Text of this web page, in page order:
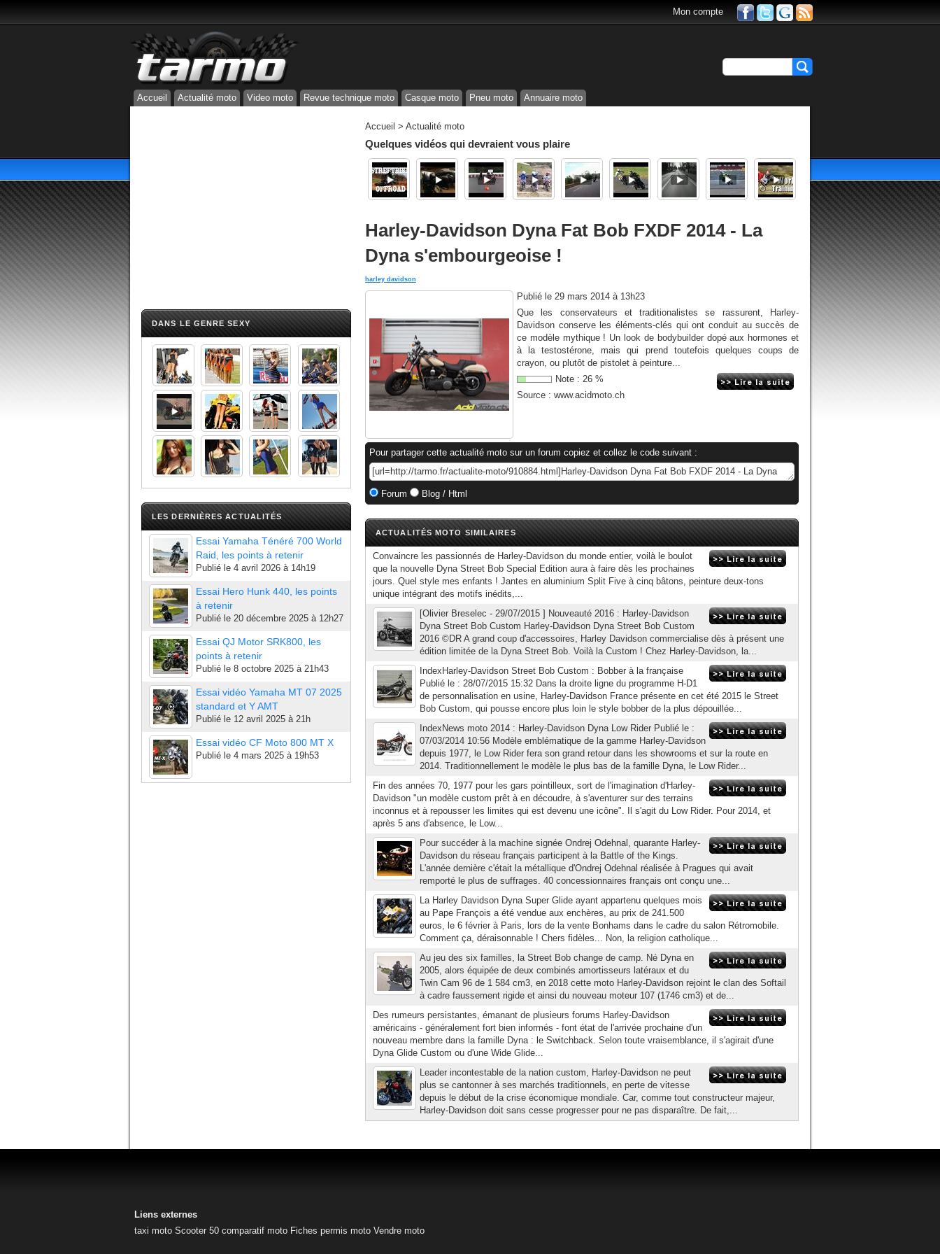
Mon compte
Accueil Actualité moto Video moto Revue technique moto Casque moto Pneu moto Annuaire moto
DANS LE GENRE SEXY
LES DERNIÈRES ACTUALITÉS
Essai Yamaha Ténéré 700 World
Raid, les points à retenir
Publié le 4 avril 2026 à 14h19
Essai Hero Hunk 440, les points
à retenir
Publié le 20 décembre 2025 à 12h27
Essai QJ Motor SRK800, les
points à retenir
Publié le 8 octobre 2025 à 21h43
Essai vidéo Yamaha MT 07 2025
standard et Y AMT
Publié le 12 avril 2025 à 21h
Essai vidéo CF Moto 800 MT X
Publié le 4 mars 2025 à 19h53
Accueil > Actualité moto
Quelques vidéos qui devraient vous plaire
Harley-Davidson Dyna Fat Bob FXDF 2014 - La
Dyna s'embourgeoise !
harley davidson
Publié le 29 mars 2014 à 13h23
Que les conservateurs et traditionalistes se rassurent, Harley-
Davidson conserve les éléments-clés qui ont conduit au succès de
ce modèle mythique ! Un look de bodybuilder dopé aux hormones et
à la testostérone, mais qui prend toutefois quelques coups de
crayon, ou plutôt de pistolet à peinture...
Note : 26 %
Source : www.acidmoto.ch
Pour partager cette actualité moto sur un forum copiez et collez le code suivant :
Forum Blog / Html
ACTUALITÉS MOTO SIMILAIRES
Convaincre les passionnés de Harley-Davidson du monde entier, voilà le boulot
que la nouvelle Dyna Street Bob Special Edition aura à faire dès les prochaines
jours. Quel style mes enfants ! Jantes en aluminium Split Five à cinq bâtons, peinture deux-tons
unique intégrant des motifs inédits,...
[Olivier Breselec - 29/07/2015 ] Nouveauté 2016 : Harley-Davidson
Dyna Street Bob Custom Harley-Davidson Dyna Street Bob Custom
2016 ©DR A grand coup d'accessoires, Harley Davidson commercialise dès à présent une
édition limitée de la Dyna Street Bob. Voilà la Custom ! Chez Harley-Davidson, la...
IndexHarley-Davidson Street Bob Custom : Bobber à la française
Publié le : 28/07/2015 15:32 Dans la droite ligne du programme H-D1
de personnalisation en usine, Harley-Davidson France présente en cet été 2015 le Street
Bob Custom, qui pousse encore plus loin le style bobber de la plus dépouillée...
IndexNews moto 2014 : Harley-Davidson Dyna Low Rider Publié le :
07/03/2014 10:56 Modèle emblématique de la gamme Harley-Davidson
depuis 1977, le Low Rider fera son grand retour dans les showrooms et sur la route en
2014. Traditionnellement le modèle le plus bas de la famille Dyna, le Low Rider...
Fin des années 70, 1977 pour les gars pointilleux, sort de l'imagination d'Harley-
Davidson "un modèle custom prêt à en découdre, à s'aventurer sur des terrains
inconnus et à repousser les limites qui est devenu une icône". Il s'agit du Low Rider. Pour 2014, et
après 5 ans d'absence, le Low...
Pour succéder à la machine signée Ondrej Odehnal, quarante Harley-
Davidson du réseau français participent à la Battle of the Kings.
L'année dernière c'était la métallique d'Ondrej Odehnal réalisée à Pragues qui avait
remporté le plus de suffrages. 40 concessionnaires français ont conçu une...
La Harley Davidson Dyna Super Glide ayant appartenu quelques mois
au Pape François a été vendue aux enchères, au prix de 241.500
euros, le 6 février à Paris, lors de la vente Bonhams dans le cadre du salon Rétromobile.
Comment ça, déraisonnable ! Chers fidèles... Non, la religion catholique...
Au jeu des six familles, la Street Bob change de camp. Né Dyna en
2005, alors équipée de deux combinés amortisseurs latéraux et du
Twin Cam 96 de 1 584 cm3, en 2018 cette moto Harley-Davidson rejoint le clan des Softail
à cadre faussement rigide et ainsi du nouveau moteur 107 (1746 cm3) et de...
Des rumeurs persistantes, émanant de plusieurs forums Harley-Davidson
américains - généralement fort bien informés - font état de l'arrivée prochaine d'un
nouveau membre dans la famille Dyna : le Switchback. Selon toute vraisemblance, il s'agirait d'une
Dyna Glide Custom ou d'une Wide Glide...
Leader incontestable de la nation custom, Harley-Davidson ne peut
plus se cantonner à ses marchés traditionnels, en perte de vitesse
depuis le début de la crise économique mondiale. Car, comme tout constructeur majeur,
Harley-Davidson doit sans cesse progresser pour ne pas disparaître. De fait,...
Liens externes
taxi moto Scooter 50 comparatif moto Fiches permis moto Vendre moto